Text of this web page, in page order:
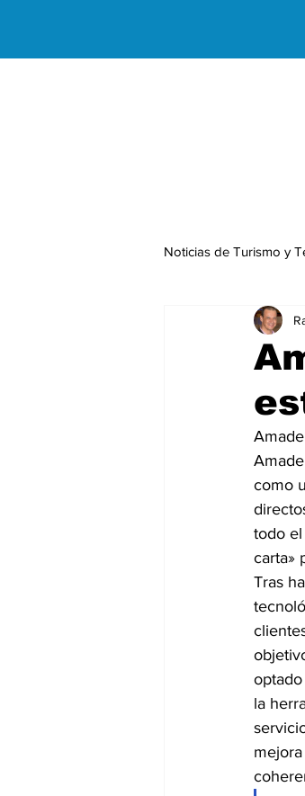
Noticias de Turismo y
Negocios
como
todo el
carta»
Tras
la